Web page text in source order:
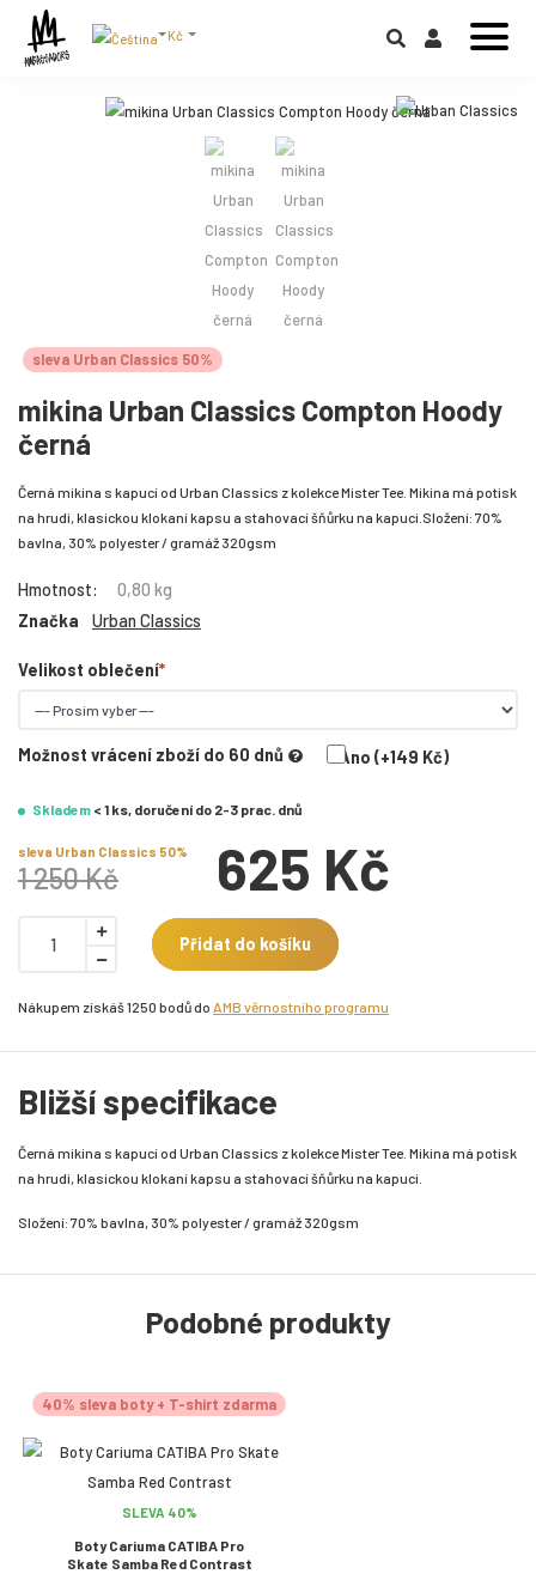
Kč
sleva Urban Classics 50%
mikina Urban Classics Compton Hoody
černá
Černá mikina s kapucí od Urban Classics z kolekce Mister Tee. Mikina má potisk
na hrudi, klasickou klokaní kapsu a stahovací šňůrku na kapuci.Složení: 70%
bavlna, 30% polyester / gramáž 320gsm
Hmotnost:
0,80 kg
Značka
Urban Classics
Velikost oblečení
Možnost vrácení zboží do 60 dnů Ano (+149 Kč)
Skladem < 1 ks, doručení do 2-3 prac. dnů
sleva Urban Classics 50%
1 250 Kč 625 Kč
Přidat do košíku
Nákupem získáš 1250 bodů do AMB věrnostního programu
Bližší specifikace
Černá mikina s kapucí od Urban Classics z kolekce Mister Tee. Mikina má potisk
na hrudi, klasickou klokaní kapsu a stahovací šňůrku na kapuci.
Složení: 70% bavlna, 30% polyester / gramáž 320gsm
Podobné produkty
40% sleva boty + T-shirt zdarma
SLEVA 40%
Boty Cariuma CATIBA Pro
Skate Samba Red Contrast